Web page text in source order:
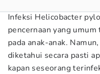
Infeksi Helicobacter
pencernaan yang
pada anak-anak.
diketahui secara pasti
kapan seseorang